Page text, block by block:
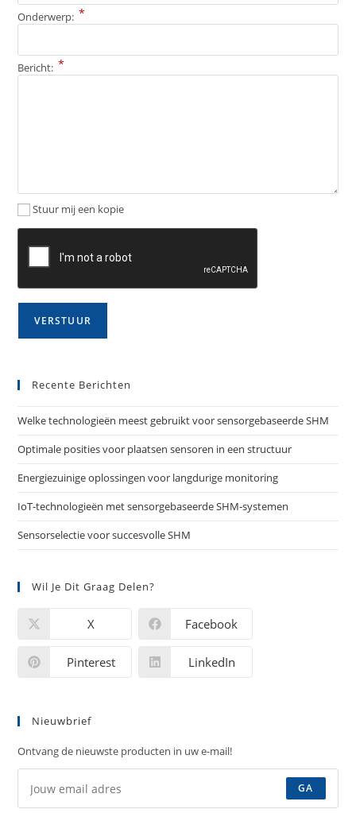
Onderwerp: *
Bericht: *
Stuur mij een kopie
Recente Berichten
Welke technologieën meest gebruikt voor sensorgebaseerde SHM
Optimale posities voor plaatsen sensoren in een structuur
Energiezuinige oplossingen voor langdurige monitoring
IoT-technologieën met sensorgebaseerde SHM-systemen
Sensorselectie voor succesvolle SHM
Wil Je Dit Graag Delen?
X Facebook
Pinterest LinkedIn
Nieuwbrief
Ontvang de nieuwste producten in uw e-mail!
GA